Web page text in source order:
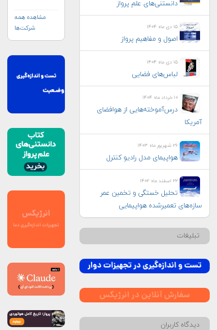
دانستنی‌های علم پرواز
۱۵ دی ماه ۱۴۰۴
اصول و مفاهیم پرواز
۱۵ دی ماه ۱۴۰۴
لباس‌های فضایی
۱۰ خرداد ماه ۱۴۰۴
درس‌آموخته‌هایی از هوافضای
آمریکا
۲۶ شهریور ماه ۱۴۰۳
هواپيمای مدل راديو كنترل
۲۲ اسفند ماه ۱۴۰۲
تحلیل خستگی و تخمین عمر
سازه‌های تعمیرشده هواپیمایی
تبلیغات
دیدگاه کاربران
مشاهده همه
شرکت‌ها